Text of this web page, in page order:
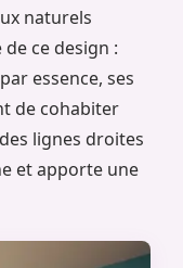
naturels
ce design :
essence, ses
de cohabiter
lignes droites
et apporte une